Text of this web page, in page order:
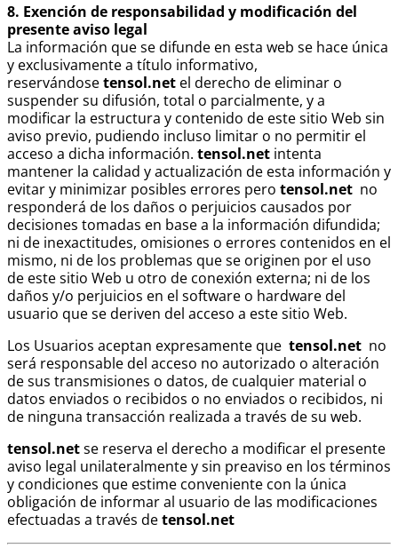
8. Exención de responsabilidad y modificación del
presente aviso legal
La información que se difunde en esta web se hace única
y exclusivamente a título informativo,
reservándosetensol.net el derecho de eliminar o
suspender su difusión, total o parcialmente, y a
modificar la estructura y contenido de este sitio Web sin
aviso previo, pudiendo incluso limitar o no permitir el
acceso a dicha información. tensol.net intenta
mantener la calidad y actualización de esta información y
evitar y minimizar posibles errores pero tensol.net no
responderá de los daños o perjuicios causados por
decisiones tomadas en base a la información difundida;
ni de inexactitudes, omisiones o errores contenidos en el
mismo, ni de los problemas que se originen por el uso
de este sitio Web u otro de conexión externa; ni de los
daños y/o perjuicios en el software o hardware del
usuario que se deriven del acceso a este sitio Web.
Los Usuarios aceptan expresamente que tensol.net no
será responsable del acceso no autorizado o alteración
de sus transmisiones o datos, de cualquier material o
datos enviados o recibidos o no enviados o recibidos, ni
de ninguna transacción realizada a través de su web.
tensol.netse reserva el derecho a modificar el presente
aviso legal unilateralmente y sin preaviso en los términos
y condiciones que estime conveniente con la única
obligación de informar al usuario de las modificaciones
efectuadas a través detensol.net